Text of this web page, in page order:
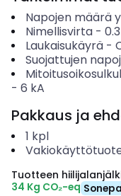
Napojen määrä
Nimellisvirta- 0.3
Laukaisukäyrä-
Suojattujen
- 6 kA
Pakkaus ja
1 kpl
Tuotteen
34 Kg CO₂-eq